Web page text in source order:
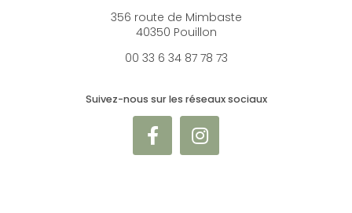
356 route de Mimbaste
40350 Pouillon
00 33 6 34 87 78 73
Suivez-nous sur les réseaux sociaux